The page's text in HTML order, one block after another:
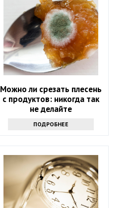
Можно ли срезать плесень
с продуктов: никогда так
не делайте
ПОДРОБНЕЕ